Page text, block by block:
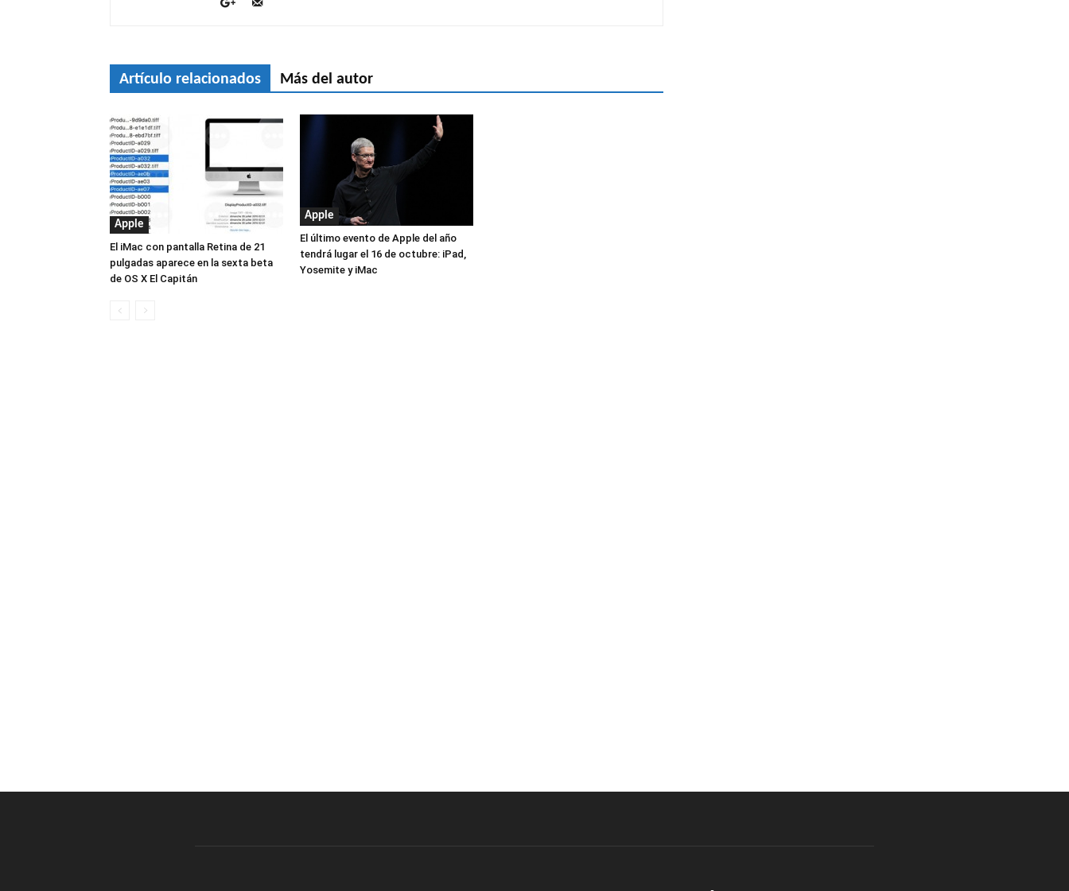
Artículo relacionados Más del autor
Apple
El iMac con pantalla Retina de 21
pulgadas aparece en la sexta beta
de OS X El Capitán
Apple
El último evento de Apple del año
tendrá lugar el 16 de octubre: iPad,
Yosemite y iMac